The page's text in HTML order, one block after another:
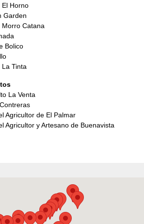
El Horno
Garden
Catana
Bolico
Tinta
La Venta
Agricultor de El Palmar
Agricultor y Artesano de Buenavista